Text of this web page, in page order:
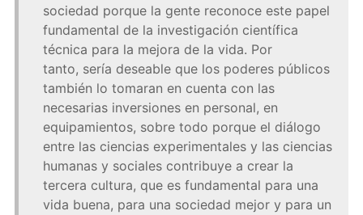
sociedad porque la gente reconoce este papel
fundamental de la investigación científica
técnica para la mejora de la vida. Por
tanto, sería deseable que los poderes públicos
también lo tomaran en cuenta con las
necesarias inversiones en personal, en
equipamientos, sobre todo porque el diálogo
entre las ciencias experimentales y las ciencias
humanas y sociales contribuye a crear la
tercera cultura, que es fundamental para una
vida buena, para una sociedad mejor y para un